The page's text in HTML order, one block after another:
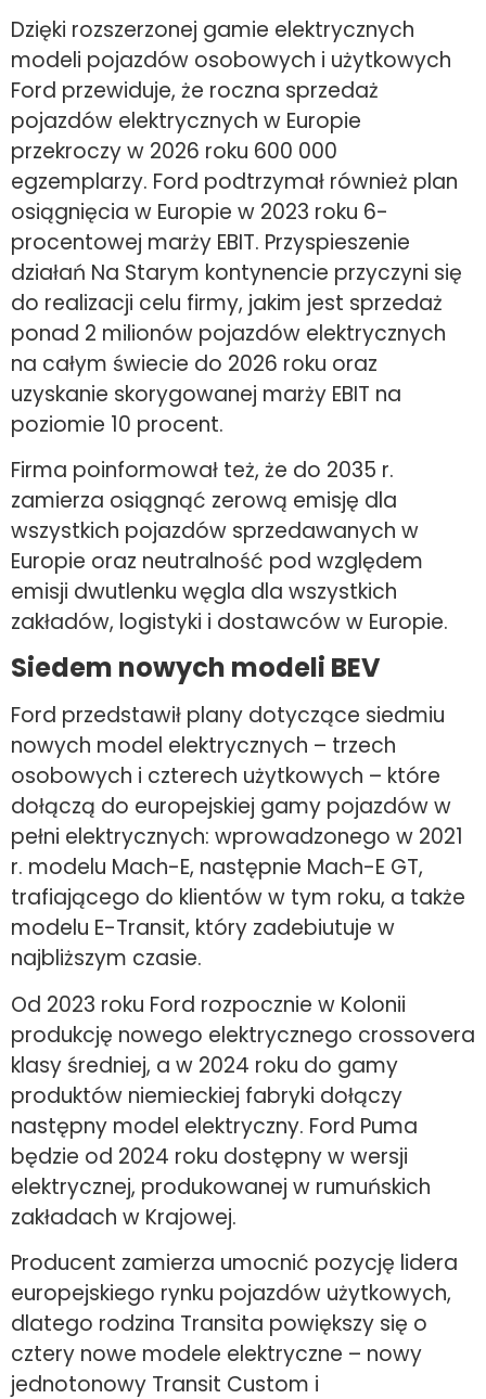
Dzięki rozszerzonej gamie elektrycznych
modeli pojazdów osobowych i użytkowych
Ford przewiduje, że roczna sprzedaż
pojazdów elektrycznych w Europie
przekroczy w 2026 roku 600 000
egzemplarzy. Ford podtrzymał również plan
osiągnięcia w Europie w 2023 roku 6-
procentowej marży EBIT. Przyspieszenie
działań Na Starym kontynencie przyczyni się
do realizacji celu firmy, jakim jest sprzedaż
ponad 2 milionów pojazdów elektrycznych
na całym świecie do 2026 roku oraz
uzyskanie skorygowanej marży EBIT na
poziomie 10 procent.
Firma poinformował też, że do 2035 r.
zamierza osiągnąć zerową emisję dla
wszystkich pojazdów sprzedawanych w
Europie oraz neutralność pod względem
emisji dwutlenku węgla dla wszystkich
zakładów, logistyki i dostawców w Europie.
Siedem nowych modeli BEV
Ford przedstawił plany dotyczące siedmiu
nowych model elektrycznych – trzech
osobowych i czterech użytkowych – które
dołączą do europejskiej gamy pojazdów w
pełni elektrycznych: wprowadzonego w 2021
r. modelu Mach-E, następnie Mach-E GT,
trafiającego do klientów w tym roku, a także
modelu E-Transit, który zadebiutuje w
najbliższym czasie.
Od 2023 roku Ford rozpocznie w Kolonii
produkcję nowego elektrycznego crossovera
klasy średniej, a w 2024 roku do gamy
produktów niemieckiej fabryki dołączy
następny model elektryczny. Ford Puma
będzie od 2024 roku dostępny w wersji
elektrycznej, produkowanej w rumuńskich
zakładach w Krajowej.
Producent zamierza umocnić pozycję lidera
europejskiego rynku pojazdów użytkowych,
dlatego rodzina Transita powiększy się o
cztery nowe modele elektryczne – nowy
jednotonowy Transit Custom i